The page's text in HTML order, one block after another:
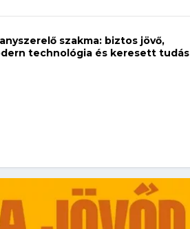
sor program dönti
nélkül?
szakma: biztos jövő,
technológia és keresett tudás